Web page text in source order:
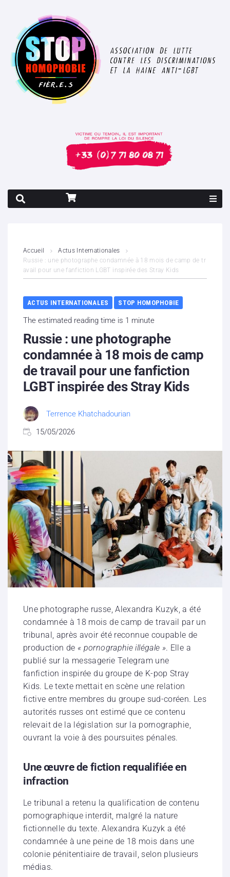
Contenus litigieux
Nous soutenir
Boutique
Contacts
Accueil
Actus Internationales
Russie : une photographe condamnée à 18 mois de camp de tr
avail pour une fanfiction LGBT inspirée des Stray Kids
ACTUS INTERNATIONALES STOP HOMOPHOBIE
The estimated reading time is 1 minute
Russie : une photographe
condamnée à 18 mois de camp
de travail pour une fanfiction
LGBT inspirée des Stray Kids
Terrence Khatchadourian
15/05/2026
Une photographe russe, Alexandra Kuzyk, a été
condamnée à 18 mois de camp de travail par un
tribunal, après avoir été reconnue coupable de
production de « pornographie illégale ». Elle a
publié sur la messagerie Telegram une
fanfiction inspirée du groupe de K-pop Stray
Kids. Le texte mettait en scène une relation
fictive entre membres du groupe sud-coréen. Les
autorités russes ont estimé que ce contenu
relevait de la législation sur la pornographie,
ouvrant la voie à des poursuites pénales.
Une œuvre de fiction requalifiée en
infraction
Le tribunal a retenu la qualification de contenu
pornographique interdit, malgré la nature
fictionnelle du texte. Alexandra Kuzyk a été
condamnée à une peine de 18 mois dans une
colonie pénitentiaire de travail, selon plusieurs
médias.